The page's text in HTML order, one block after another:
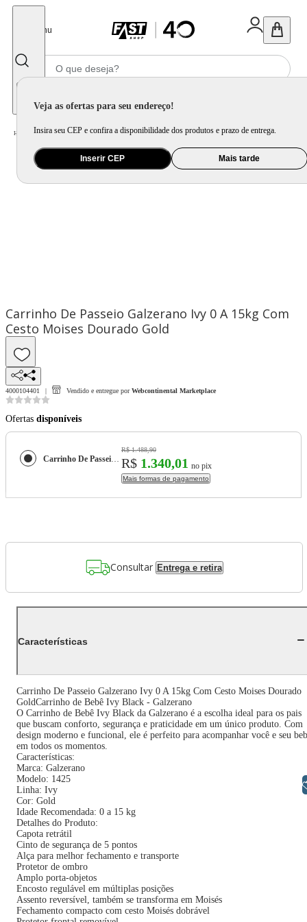
Menu
Veja as ofertas para seu endereço!
Insira seu CEP e confira a disponibilidade dos produtos e prazo de entrega.
Inserir CEP Mais tarde
Home Bebê / Passeio / Carrinho de Passeio
Carrinho De Passeio Galzerano Ivy 0 A 15kg Com
Cesto Moises Dourado Gold
4000104401 Vendido e entregue por Webcontinental Marketplace
Ofertas disponíveis
Carrinho De Passeio Galzerano Ivy 0 A 15kg Com Cesto Moises Dourado Gold
R$ 1.488,90
R$ 1.340,01 no pix
Mais formas de pagamento
Consultar Entrega e retira
Características
Carrinho De Passeio Galzerano Ivy 0 A 15kg Com Cesto Moises Dourado
GoldCarrinho de Bebê Ivy Black - Galzerano
O Carrinho de Bebê Ivy Black da Galzerano é a escolha ideal para os pais
que buscam conforto, segurança e praticidade em um único produto. Com
design moderno e funcional, ele é perfeito para acompanhar você e seu
em todos os momentos.
Características:
Marca: Galzerano
Modelo: 1425
Linha: Ivy
Cor: Gold
Idade Recomendada: 0 a 15 kg
Detalhes do Produto:
Capota retrátil
Cinto de segurança de 5 pontos
Alça para melhor fechamento e transporte
Protetor de ombro
Amplo porta-objetos
Encosto regulável em múltiplas posições
Assento reversível, também se transforma em Moisés
Fechamento compacto com cesto Moisés dobrável